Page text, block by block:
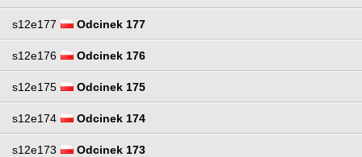
s12e177 Odcinek 177
s12e176 Odcinek 176
s12e175 Odcinek 175
s12e174 Odcinek 174
s12e173 Odcinek 173